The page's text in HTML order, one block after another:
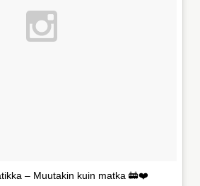
– Muutakin kuin matka 🚋❤️